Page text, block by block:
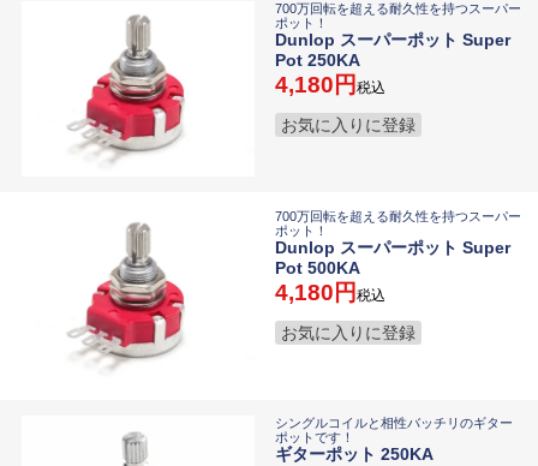
700万回転を超える耐久性を持つスーパー
ポット！
Dunlop スーパーポット Super
Pot 250KA
4,180 税込
お気に入りに登録
700万回転を超える耐久性を持つスーパー
ポット！
Dunlop スーパーポット Super
Pot 500KA
4,180 税込
お気に入りに登録
シングルコイルと相性バッチリのギター
ポットです！
ギターポット 250KA